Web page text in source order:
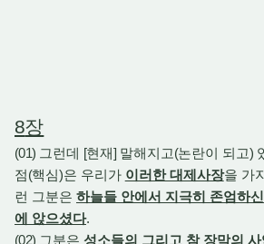
8장
(01) 그런데 [현재] 말해지고(논란이 되고)
점(핵심)은 우리가 이러한 대제사장을 가
런 그분은 하늘들 안에서 지극히 존엄하
에 앉으셨다.
(02) 그분은 성소들의 그리고 참 장막의 사